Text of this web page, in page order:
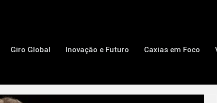
Giro Global Inovação e Futuro Caxias em Foco